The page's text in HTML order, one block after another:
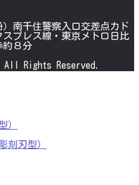
南千住警察入口交差点カド
スプレス線・東京メトロ日比
約８分
Rights Reserved.
）
刻刃型）